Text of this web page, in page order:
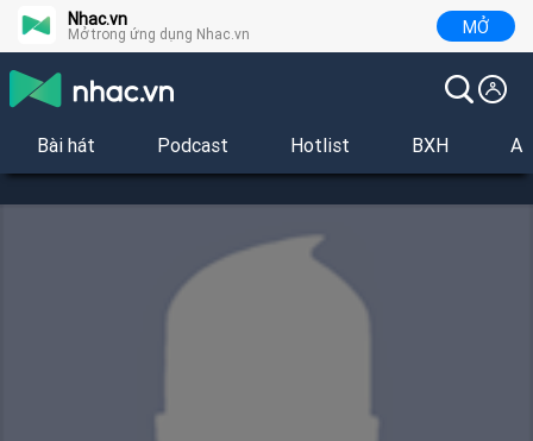
Nhac.vn
Mở trong ứng dụng Nhac.vn MỞ
Bài hát Podcast Hotlist BXH